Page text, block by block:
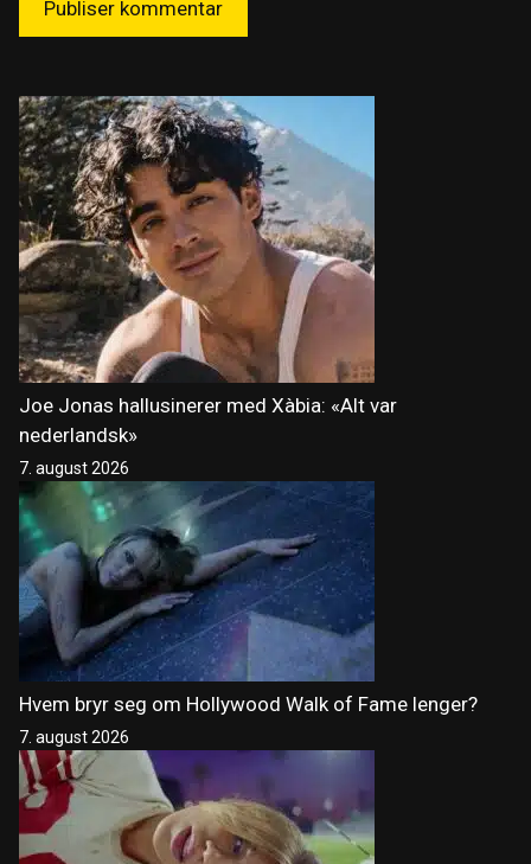
Joe Jonas hallusinerer med Xàbia: «Alt var
nederlandsk»
7. august 2026
Hvem bryr seg om Hollywood Walk of Fame lenger?
7. august 2026